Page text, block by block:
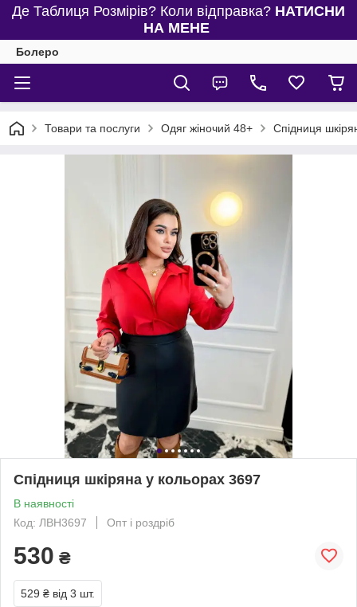
Де Таблиця Розмірів? Коли відправка? НАТИСНИ
НА МЕНЕ
Болеро
Товари та послуги Одяг жіночий 48+ Спідниця
Спідниця шкіряна у кольорах 3697
В наявності
Код: ЛВН3697
Опт і роздріб
530 ₴
529 ₴ від 3 шт.